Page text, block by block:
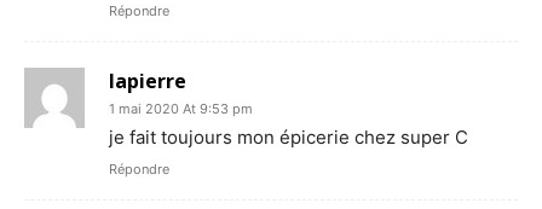
Répondre
lapierre
1 mai 2020 At 9:53 pm
je fait toujours mon épicerie chez super C
Répondre